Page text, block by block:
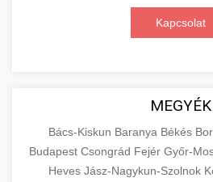
Kapcsolat
MEGYÉK
Bács-Kiskun Baranya Békés
Budapest Csongrád Fejér Győr-
Heves Jász-Nagykun-Szolnok